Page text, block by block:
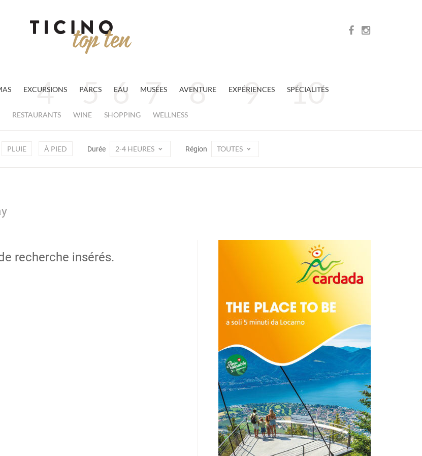
EXCURSIONS PARCS EAU MUSÉES AVENTURE EXPÉRIENCES SPÉCIALITÉS
RESTAURANTS WINE SHOPPING WELLNESS
PLUIE À PIED Durée 2-4 HEURES Région TOUTES
recherche insérés.